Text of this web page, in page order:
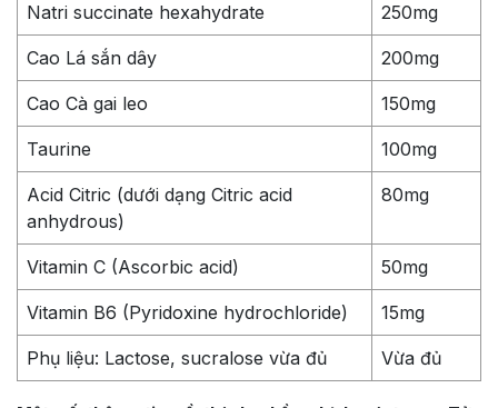
Natri succinate hexahydrate 250mg
Cao Lá sắn dây 200mg
Cao Cà gai leo 150mg
Taurine 100mg
Acid Citric (dưới dạng Citric acid
anhydrous)
80mg
Vitamin C (Ascorbic acid) 50mg
Vitamin B6 (Pyridoxine hydrochloride) 15mg
Phụ liệu: Lactose, sucralose vừa đủ Vừa đủ